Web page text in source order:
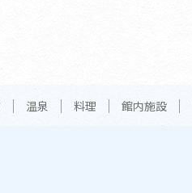
温泉 料理 館内施設